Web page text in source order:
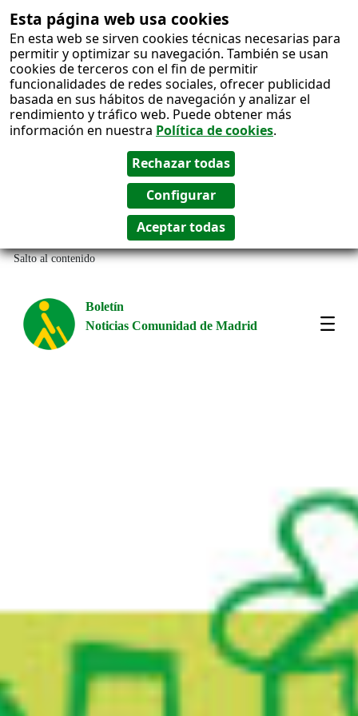
Esta página web usa cookies
En esta web se sirven cookies técnicas necesarias para
permitir y optimizar su navegación. También se usan
cookies de terceros con el fin de permitir
funcionalidades de redes sociales, ofrecer publicidad
basada en sus hábitos de navegación y analizar el
rendimiento y tráfico web. Puede obtener más
información en nuestra Política de cookies.
Salto al contenido
Boletín
Noticias Comunidad de Madrid